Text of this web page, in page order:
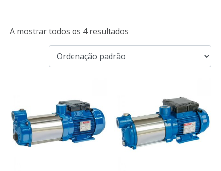
A mostrar todos os 4 resultados